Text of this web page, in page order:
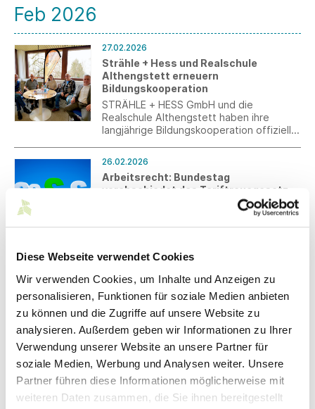
Diese Webseite verwendet Cookies
Wir verwenden Cookies, um Inhalte und Anzeigen zu
personalisieren, Funktionen für soziale Medien anbieten
zu können und die Zugriffe auf unsere Website zu
analysieren. Außerdem geben wir Informationen zu Ihrer
Verwendung unserer Website an unsere Partner für
soziale Medien, Werbung und Analysen weiter. Unsere
Partner führen diese Informationen möglicherweise mit
weiteren Daten zusammen, die Sie ihnen bereitgestellt
Feb 2026
27.02.2026
Strähle + Hess und Realschule
Althengstett erneuern
Bildungskooperation
STRÄHLE + HESS GmbH und die
Realschule Althengstett haben ihre
langjährige Bildungskooperation offiziell
Partner ihr gemeinsames Ziel,
Schülerinnen und Schüler frühzeitig und
26.02.2026
Arbeitsrecht: Bundestag
verabschiedet das Tariftreuegesetz
Der Deutsche Bundestag hat am
Donnerstag, 26. Februar 2026, den Weg
für das erste Bundes-Tariftreuegesetz
26.02.2026
Apelt Living Trends 2026
Die neuesten Outdoor-Kollektionen von
Apelt sorgen für noch mehr Wohlfühl-
Ambiente auf dem Balkon, der Terrasse
oder im Garten und sorgen mit ihren
fantastischen technischen Eigenschaften
für einen unvergeßlichen Sommer im
Freien.
24.02.2026
Fortsetzung der „Allianz Industrie 4.0
Baden-Württemberg“ bis Ende 2029